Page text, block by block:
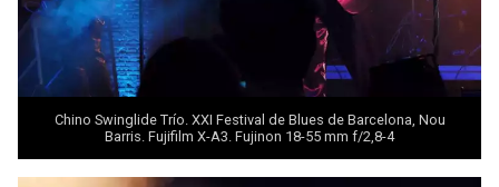
Chino Swinglide Trío. XXI Festival de Blues de Barcelona, Nou
Barris. Fujifilm X-A3. Fujinon 18-55 mm f/2,8-4